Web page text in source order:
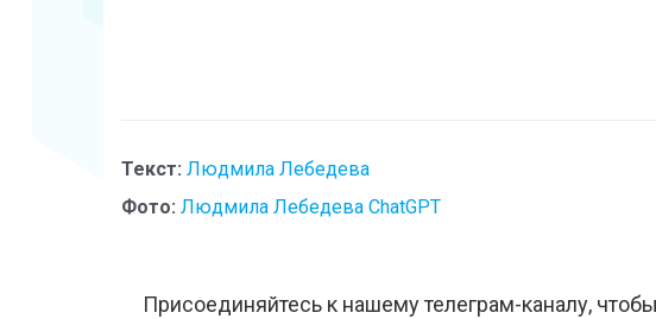
Текст: Людмила Лебедева
Фото: Людмила Лебедева ChatGPT
Присоединяйтесь к нашему телеграм-каналу,